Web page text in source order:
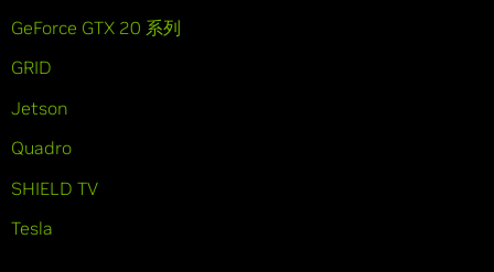
GeForce GTX 20 系列
GRID
Jetson
Quadro
SHIELD TV
Tesla